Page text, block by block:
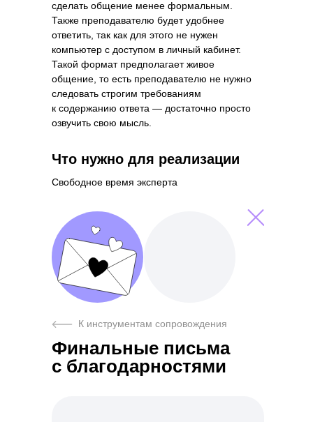
сделать общение менее формальным.
Также преподавателю будет удобнее
ответить, так как для этого не нужен
компьютер с доступом в личный кабинет.
Такой формат предполагает живое
общение, то есть преподавателю не нужно
следовать строгим требованиям
к содержанию ответа — достаточно просто
озвучить свою мысль.
Свободное время эксперта
Что нужно для реализации
Финальные письма
с благодарностями
К инструментам сопровождения